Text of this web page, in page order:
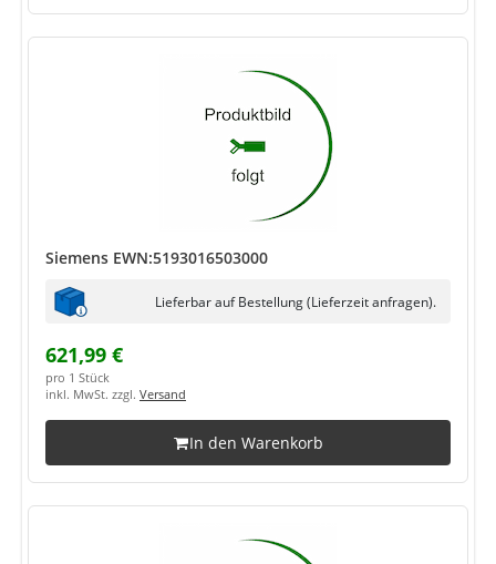
Siemens EWN:5193016503000
Lieferbar auf Bestellung (Lieferzeit anfragen).
621,99 €
pro 1 Stück
inkl. MwSt. zzgl. Versand
In den Warenkorb